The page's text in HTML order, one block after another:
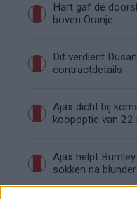
Hart gaf de
boven Oranje
Dit verdient
contractdetails
Ajax dicht bij
koopoptie van 22
Ajax helpt
sokken na